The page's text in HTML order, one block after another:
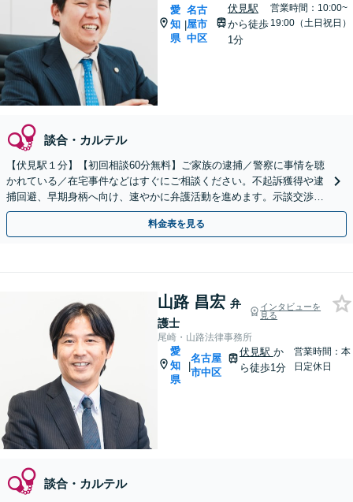
愛
知
県
|
名古
屋市
中区
伏見駅
から徒歩
1分
営業時間：10:00~
19:00（土日祝日）
談合・カルテル
【伏見駅１分】【初回相談60分無料】ご家族の逮捕／警察に事情を聴
かれている／在宅事件などはすぐにご相談ください。不起訴獲得や逮
捕回避、早期身柄へ向け、速やかに弁護活動を進めます。示談交渉の
実績も豊富です。土日夜間や当日もできる限り対応します
料金表を見る
山路 昌宏 弁
護士
インタビューを
見る
尾崎・山路法律事務所
愛
知
県
|
名古屋
市中区
伏見駅 か
ら徒歩1分
営業時間：本
日定休日
談合・カルテル